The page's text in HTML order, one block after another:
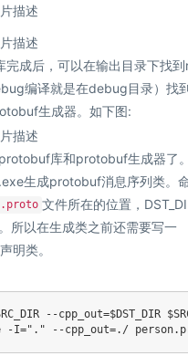
完成后，可以在输出目录下找到
编译就是在debug目录）找
生成器。如下图:
库和protobuf生成器了
生成protobuf消息序列类。
文件所在的位置，
所以在生成类之前还需要写一
明类。
--cpp_out=$DST_DIR